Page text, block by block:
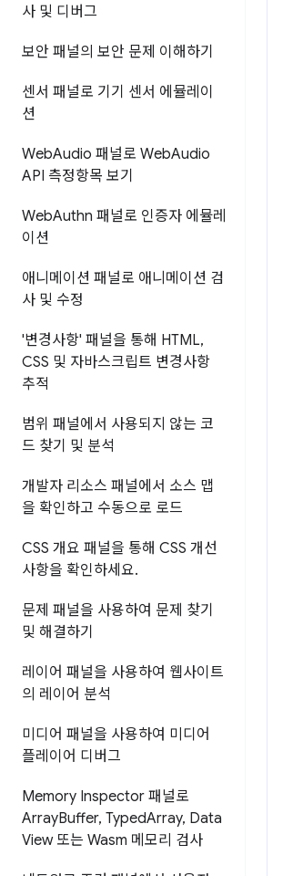
사 및 디버그
보안 패널의 보안 문제 이해하기
센서 패널로 기기 센서 에뮬레이
션
WebAudio 패널로 WebAudio
API 측정항목 보기
WebAuthn 패널로 인증자 에뮬레
이션
애니메이션 패널로 애니메이션 검
사 및 수정
'변경사항' 패널을 통해 HTML,
CSS 및 자바스크립트 변경사항
추적
범위 패널에서 사용되지 않는 코
드 찾기 및 분석
개발자 리소스 패널에서 소스 맵
을 확인하고 수동으로 로드
CSS 개요 패널을 통해 CSS 개선
사항을 확인하세요.
문제 패널을 사용하여 문제 찾기
및 해결하기
레이어 패널을 사용하여 웹사이트
의 레이어 분석
미디어 패널을 사용하여 미디어
플레이어 디버그
Memory Inspector 패널로
ArrayBuffer, TypedArray, Data
View 또는 Wasm 메모리 검사